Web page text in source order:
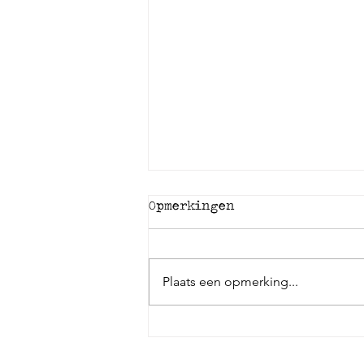
Opmerkingen
Plaats een opmerking...